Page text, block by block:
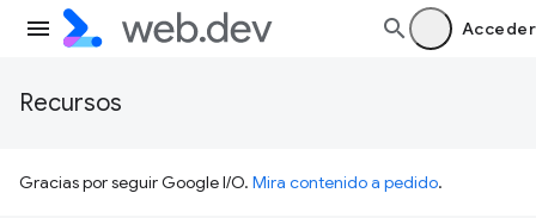
Acceder
Recursos
Gracias por seguir Google I/O. Mira contenido a pedido.